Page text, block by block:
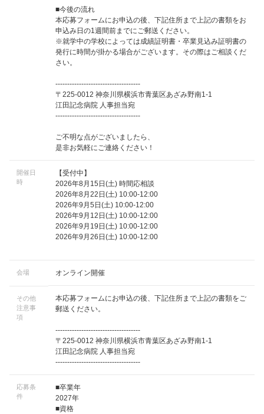
■今後の流れ
本応募フォームにお申込の後、下記住所まで上記の書類をお
申込み日の1週間前までにご郵送ください。
※就学中の学校によっては成績証明書・卒業見込み証明書の
発行に時間が掛かる場合がございます。その際はご相談くだ
さい。
------------------------------------
〒225-0012 神奈川県横浜市青葉区あざみ野南1-1
江田記念病院 人事担当宛
------------------------------------
ご不明な点がございましたら、
是非お気軽にご連絡ください！
開催日
時
【受付中】
2026年8月15日(土) 時間応相談
2026年8月22日(土) 10:00-12:00
2026年9月5日(土) 10:00-12:00
2026年9月12日(土) 10:00-12:00
2026年9月19日(土) 10:00-12:00
2026年9月26日(土) 10:00-12:00
会場 オンライン開催
その他
注意事
項
本応募フォームにお申込の後、下記住所まで上記の書類をご
郵送ください。
------------------------------------
〒225-0012 神奈川県横浜市青葉区あざみ野南1-1
江田記念病院 人事担当宛
------------------------------------
応募条
件
■卒業年
2027年
■資格